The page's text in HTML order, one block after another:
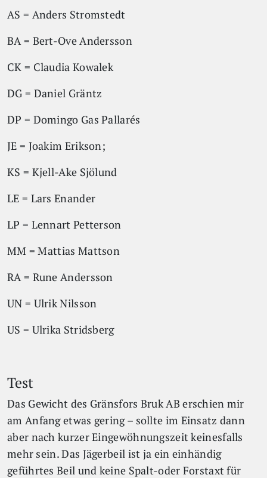
AS = Anders Stromstedt
BA = Bert-Ove Andersson
CK = Claudia Kowalek
DG = Daniel Gräntz
DP = Domingo Gas Pallarés
JE = Joakim Erikson;
KS = Kjell-Ake Sjölund
LE = Lars Enander
LP = Lennart Petterson
MM = Mattias Mattson
RA = Rune Andersson
UN = Ulrik Nilsson
US = Ulrika Stridsberg
Test
Das Gewicht des Gränsfors Bruk AB erschien mir
am Anfang etwas gering – sollte im Einsatz dann
aber nach kurzer Eingewöhnungszeit keinesfalls
mehr sein. Das Jägerbeil ist ja ein einhändig
geführtes Beil und keine Spalt-oder Forstaxt für